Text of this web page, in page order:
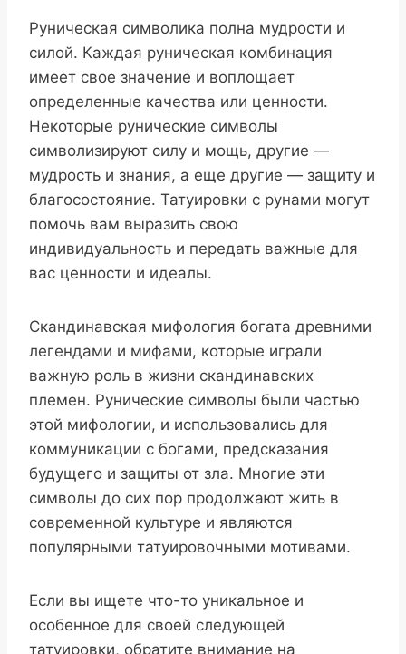
Руническая символика полна мудрости и
силой. Каждая руническая комбинация
имеет свое значение и воплощает
определенные качества или ценности.
Некоторые рунические символы
символизируют силу и мощь, другие —
мудрость и знания, а еще другие — защиту и
благосостояние. Татуировки с рунами могут
помочь вам выразить свою
индивидуальность и передать важные для
вас ценности и идеалы.
Скандинавская мифология богата древними
легендами и мифами, которые играли
важную роль в жизни скандинавских
племен. Рунические символы были частью
этой мифологии, и использовались для
коммуникации с богами, предсказания
будущего и защиты от зла. Многие эти
символы до сих пор продолжают жить в
современной культуре и являются
популярными татуировочными мотивами.
Если вы ищете что-то уникальное и
особенное для своей следующей
татуировки, обратите внимание на